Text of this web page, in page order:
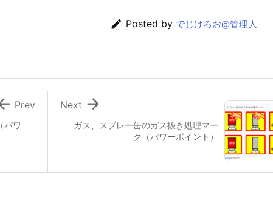
 Posted by でじけろお@管理人
ガス、スプレー缶のガス抜き処理マー
ク（パワーポイント）

Next
パワ
Prev